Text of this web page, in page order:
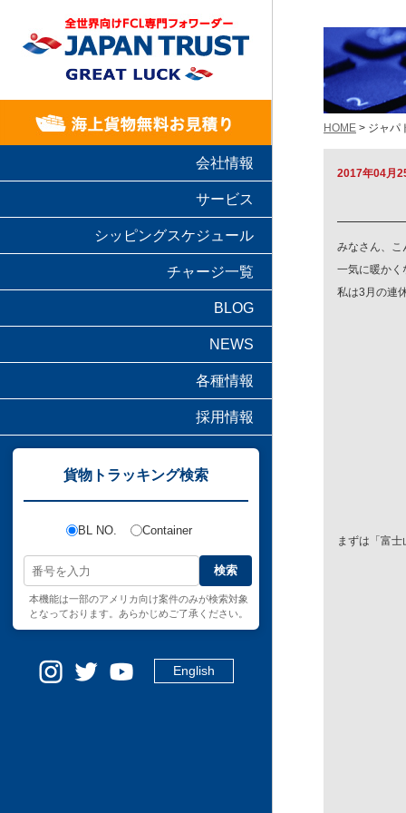
会社情報
サービス
シッピングスケジュール
チャージ一覧
BLOG
NEWS
各種情報
採用情報
貨物トラッキング検索
BL NO. Container
検索
本機能は一部のアメリカ向け案件のみが検索対象
となっております。あらかじめご了承ください。
English
HOME > ジャパ
2017年04月
みなさん、こ
一気に暖かく
私は3月の連
まずは「富士